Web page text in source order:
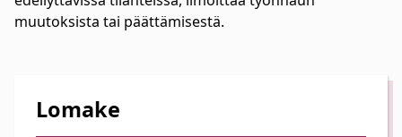
muutoksista tai päättämisestä.
Lomake